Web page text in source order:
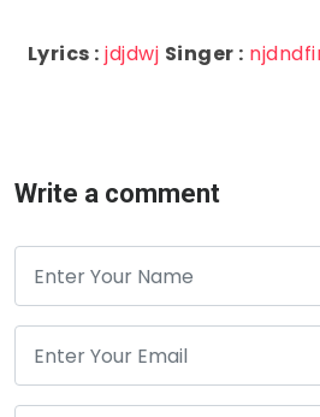
Lyrics : jdjdwj Singer :
Write a comment